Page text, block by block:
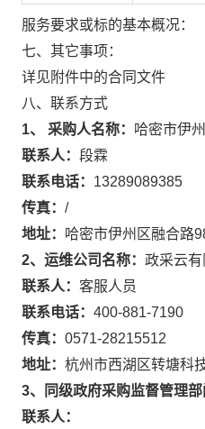
服务要求或标的基本概况：
七、其它事项：
详见附件中的合同文件
八、联系方式
1、 采购人名称： 哈密市伊
联系人： 段霖
联系电话： 13289089385
传真： /
地址： 哈密市伊州区融合路
2、运维公司名称： 政采云有
联系人： 客服人员
联系电话： 400-881-7190
传真： 0571-28215512
地址： 杭州市西湖区转塘科
3、同级政府采购监督管理部
联系人：